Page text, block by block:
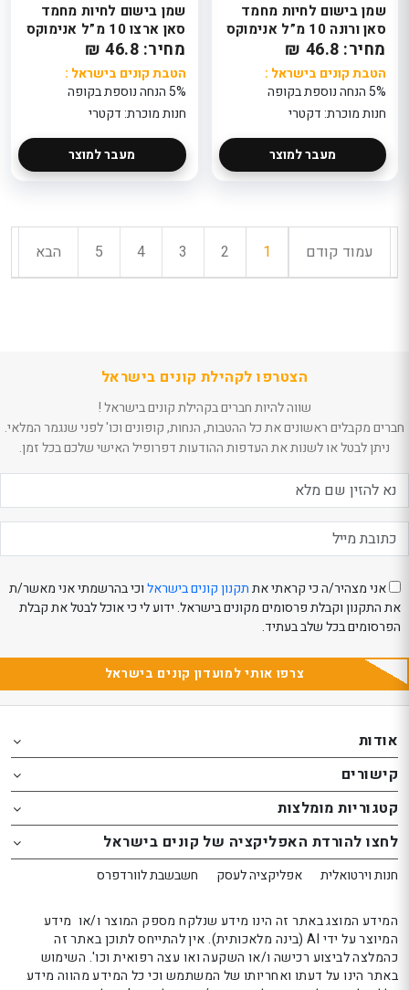
שמן בישום לחיות מחמד
סאן ורונה 10 מ”ל אנימוקס
מחיר: 46.8 ₪
הטבת קונים בישראל :
5% הנחה נוספת בקופה
חנות מוכרת: דקטרי
מעבר למוצר
שמן בישום לחיות מחמד
סאן ארצו 10 מ”ל אנימוקס
מחיר: 46.8 ₪
הטבת קונים בישראל :
5% הנחה נוספת בקופה
חנות מוכרת: דקטרי
מעבר למוצר
עמוד קודם 1
2
3
4
5 הבא
הצטרפו לקהילת קונים בישראל
שווה להיות חברים בקהילת קונים בישראל !
חברים מקבלים ראשונים את כל ההטבות, הנחות, קופונים וכו' לפני שנגמר המלאי.
ניתן לבטל או לשנות את העדפות ההודעות דפרופיל האישי שלכם בכל זמן.
אני מצהיר/ה כי קראתי אתתקנון קונים בישראלוכי בהרשמתי אני מאשר/ת
את התקנון וקבלת פרסומים מקונים בישראל. ידוע לי כי אוכל לבטל את קבלת
הפרסומים בכל שלב בעתיד.
צרפו אותי למועדון קונים בישראל
footer
the
website,
באפשרותך
ללחוץ
אנטר
לאזור
הבא
footer
the
website,
באפשרותך
ללחוץ
אנטר
לאזור
הבא
אודות
קישורים
קטגוריות מומלצות
לחצו להורדת האפליקציה של קונים בישראל
חנות וירטואלית אפליקציה לעסק חשבשבת לוורדפרס
המידע המוצג באתר זה הינו מידע שנלקח מספק המוצר ו/או מידע
המיוצר על ידי AI (בינה מלאכותית). אין להתייחס לתוכן באתר זה
כהמלצה לביצוע רכישה ו/או השקעה ואו עצה רפואית וכו'. השימוש
באתר הינו על דעתו ואחריותו של המשתמש וכי כל המידע מהווה מידע